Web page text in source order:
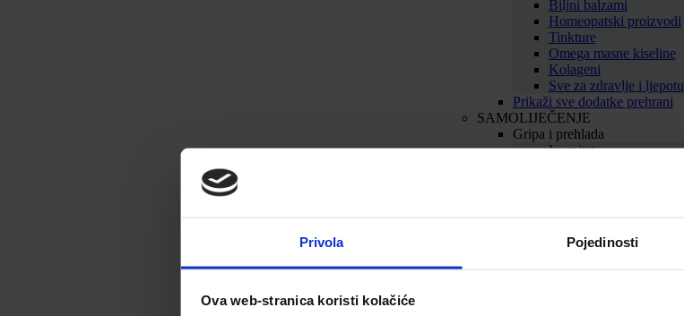
Privola Pojedinosti
Ova web-stranica koristi kolačiće
Biljni balzami
Homeopatski proizvodi
Tinkture
Omega masne kiseline
Kolageni
Sve za zdravlje i ljepotu
Prikaži sve dodatke prehrani
SAMOLIJEČENJE
Gripa i prehlada
Imunitet
Srce